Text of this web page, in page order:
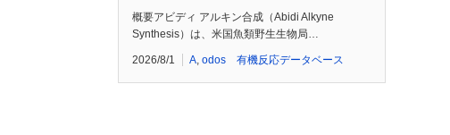
概要アビディ アルキン合成（Abidi Alkyne
Synthesis）は、米国魚類野生生物局…
2026/8/1 A, odos 有機反応データベース